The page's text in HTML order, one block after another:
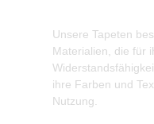
Unsere Tapeten
Materialien, die für
ihre Farben und
Nutzung.